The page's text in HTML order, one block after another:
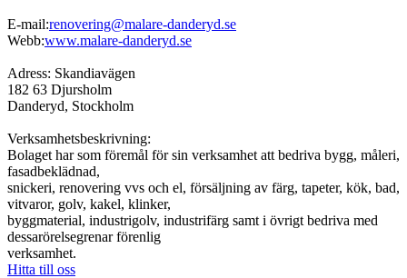
E-mail:renovering@malare-danderyd.se
Webb:www.malare-danderyd.se
Adress: Skandiavägen
182 63 Djursholm
Danderyd, Stockholm
Verksamhetsbeskrivning:
Bolaget har som föremål för sin verksamhet att bedriva bygg, måleri,
fasadbeklädnad,
snickeri, renovering vvs och el, försäljning av färg, tapeter, kök, bad,
vitvaror, golv, kakel, klinker,
byggmaterial, industrigolv, industrifärg samt i övrigt bedriva med
dessarörelsegrenar förenlig
verksamhet.
Hitta till oss